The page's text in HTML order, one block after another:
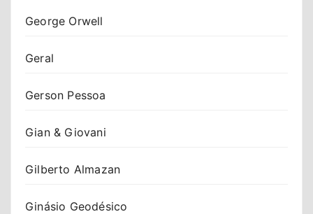
George Orwell
Geral
Gerson Pessoa
Gian & Giovani
Gilberto Almazan
Ginásio Geodésico